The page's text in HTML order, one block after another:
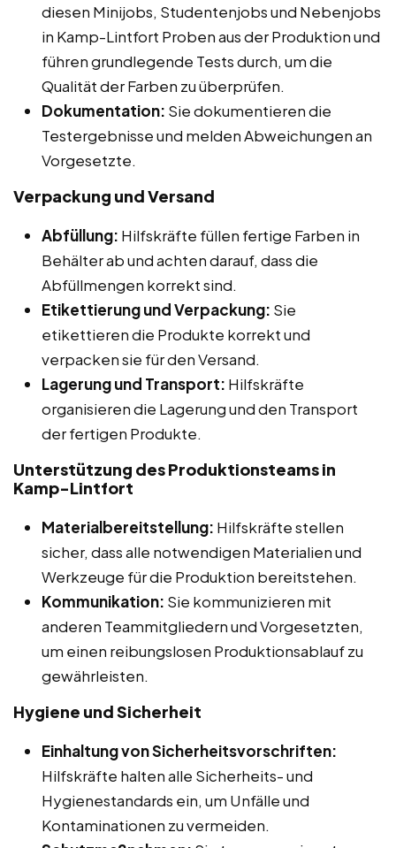
diesen Minijobs, Studentenjobs und Nebenjobs
in Kamp-Lintfort Proben aus der Produktion und
führen grundlegende Tests durch, um die
Qualität der Farben zu überprüfen.
Dokumentation: Sie dokumentieren die
Testergebnisse und melden Abweichungen an
Vorgesetzte.
Verpackung und Versand
Abfüllung: Hilfskräfte füllen fertige Farben in
Behälter ab und achten darauf, dass die
Abfüllmengen korrekt sind.
Etikettierung und Verpackung: Sie
etikettieren die Produkte korrekt und
verpacken sie für den Versand.
Lagerung und Transport: Hilfskräfte
organisieren die Lagerung und den Transport
der fertigen Produkte.
Unterstützung des Produktionsteams in
Kamp-Lintfort
Materialbereitstellung: Hilfskräfte stellen
sicher, dass alle notwendigen Materialien und
Werkzeuge für die Produktion bereitstehen.
Kommunikation: Sie kommunizieren mit
anderen Teammitgliedern und Vorgesetzten,
um einen reibungslosen Produktionsablauf zu
gewährleisten.
Hygiene und Sicherheit
Einhaltung von Sicherheitsvorschriften:
Hilfskräfte halten alle Sicherheits- und
Hygienestandards ein, um Unfälle und
Kontaminationen zu vermeiden.